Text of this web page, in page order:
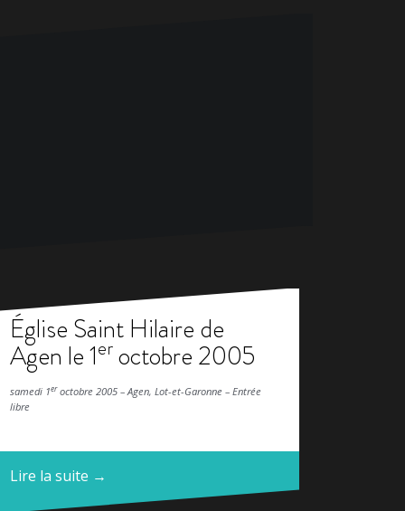
Église Saint Hilaire de
Agen le 1er octobre 2005
samedi 1eroctobre 2005 – Agen, Lot-et-Garonne – Entrée
libre
Lire la suite →